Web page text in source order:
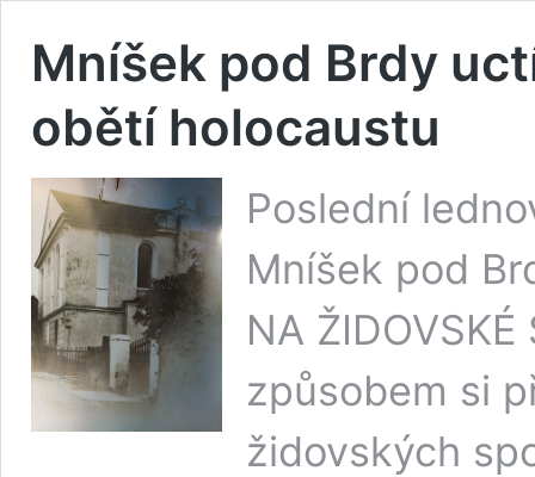
Mníšek pod Brdy
obětí holocaustu
Poslední
Mníšek pod
NA
způsobem si
židovských